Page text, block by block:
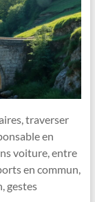
traverser
en
voiture, entre
en commun,
gestes